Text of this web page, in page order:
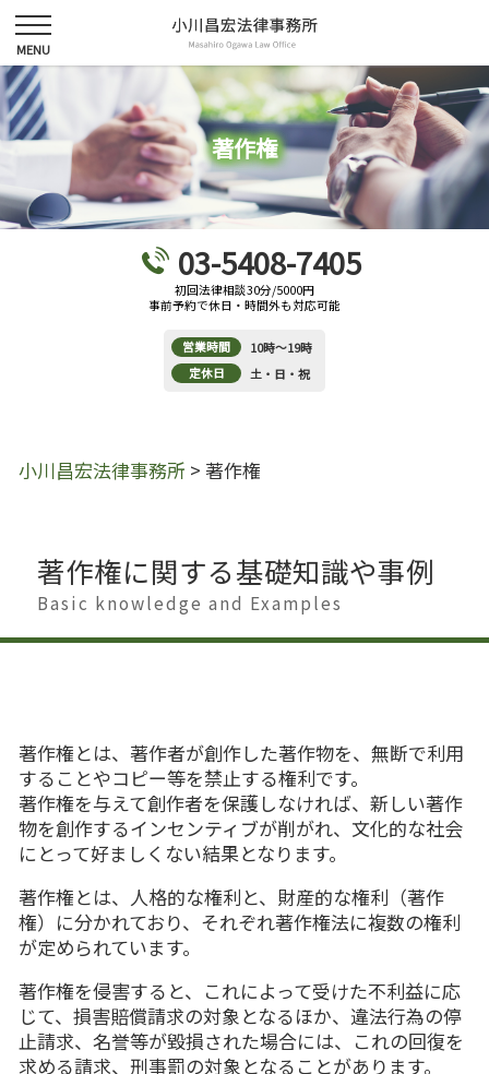
著作権
03-5408-7405
初回法律相談30分/5000円
事前予約で休日・時間外も対応可能
営業時間
10時～19時
定休日
土・日・祝
小川昌宏法律事務所 > 著作権
著作権に関する基礎知識や事例
Basic knowledge and Examples
著作権とは、著作者が創作した著作物を、無断で利用
することやコピー等を禁止する権利です。
著作権を与えて創作者を保護しなければ、新しい著作
物を創作するインセンティブが削がれ、文化的な社会
にとって好ましくない結果となります。
著作権とは、人格的な権利と、財産的な権利（著作
権）に分かれており、それぞれ著作権法に複数の権利
が定められています。
著作権を侵害すると、これによって受けた不利益に応
じて、損害賠償請求の対象となるほか、違法行為の停
止請求、名誉等が毀損された場合には、これの回復を
求める請求、刑事罰の対象となることがあります。